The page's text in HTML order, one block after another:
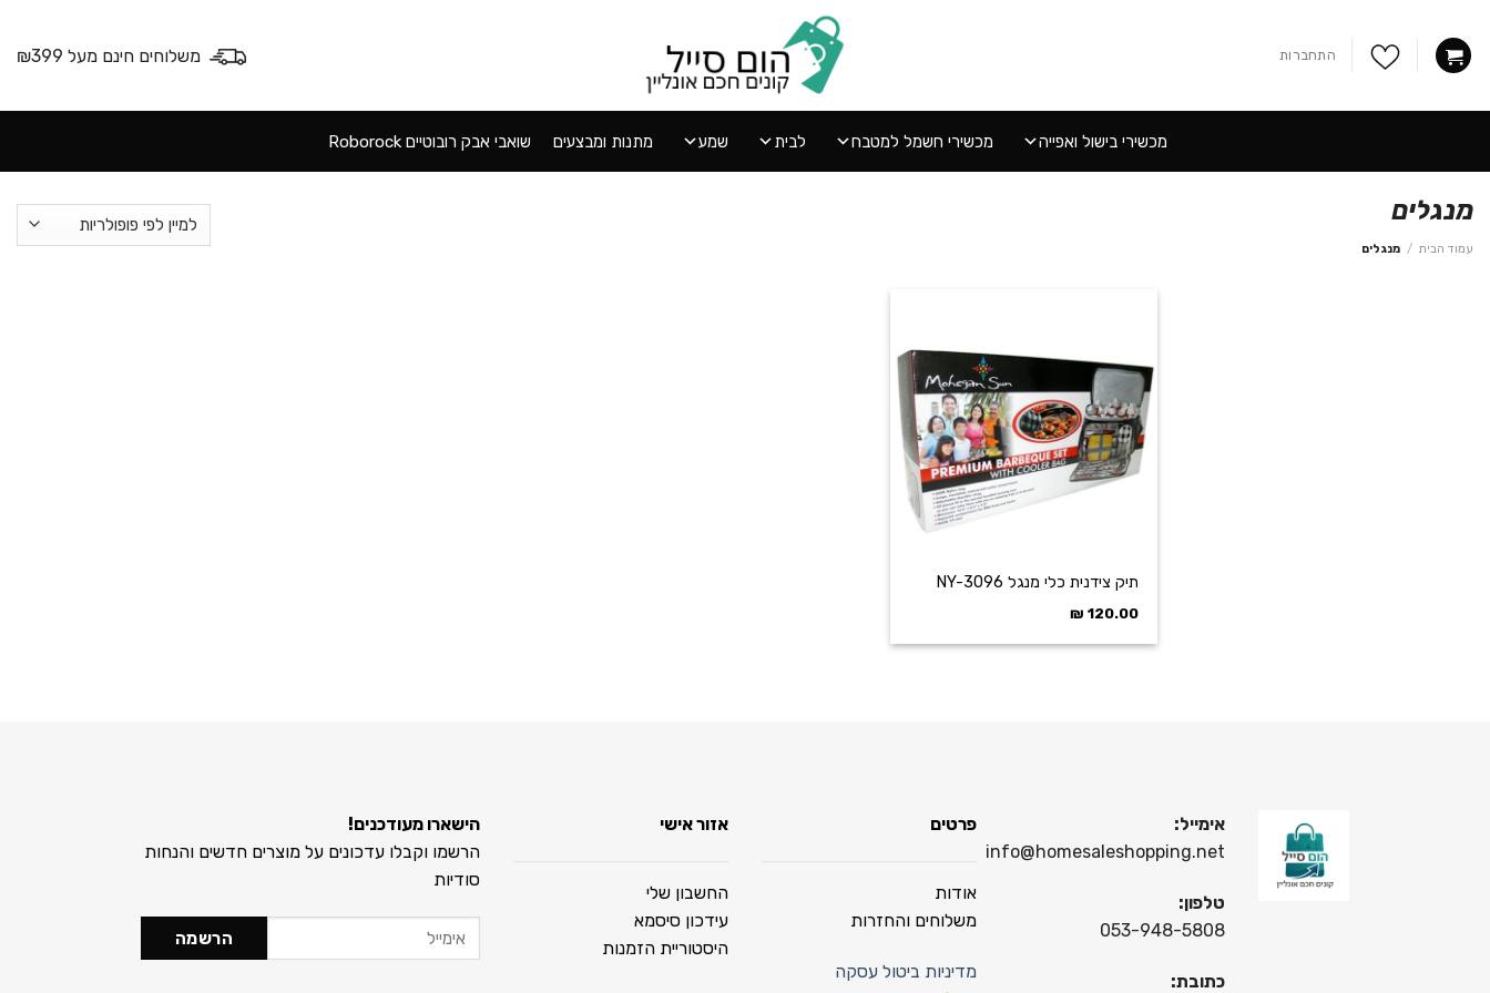
content
התחברות
מכשירי בישול ואפייה מכשירי חשמל למטבח לבית שמע מתנות ומבצעים שואבי אבק רובוטיים Roborock
מנגלים
עמוד הבית / מנגלים
הוסף
ל
WISHLIST
תיק צידנית כלי מנגל NY-3096
120.00
₪
אימייל:
info@homesaleshopping.net
טלפון:
053-948-5808
כתובת:
פרטים
אודות
משלוחים והחזרות
מדיניות ביטול עסקה
אזור אישי
החשבון שלי
עידכון סיסמא
היסטוריית הזמנות
הישארו מעודכנים!
הרשמו וקבלו עדכונים על מוצרים חדשים והנחות
סודיות